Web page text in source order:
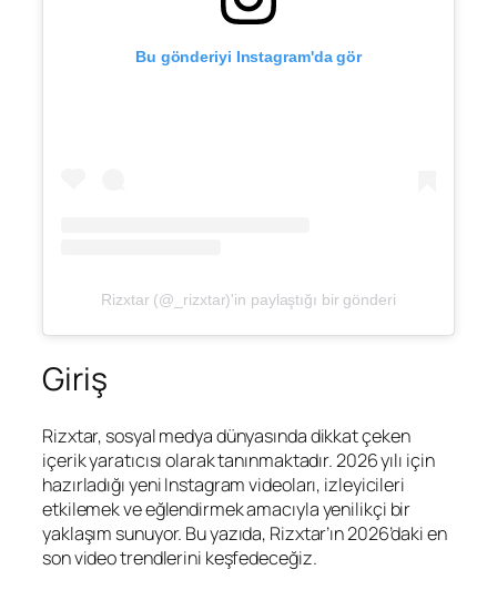
Bu gönderiyi Instagram'da gör
Rizxtar (@_rizxtar)'in paylaştığı bir gönderi
Giriş
Rizxtar, sosyal medya dünyasında dikkat çeken
içerik yaratıcısı olarak tanınmaktadır. 2026 yılı için
hazırladığı yeni Instagram videoları, izleyicileri
etkilemek ve eğlendirmek amacıyla yenilikçi bir
yaklaşım sunuyor. Bu yazıda, Rizxtar’ın 2026’daki en
son video trendlerini keşfedeceğiz.